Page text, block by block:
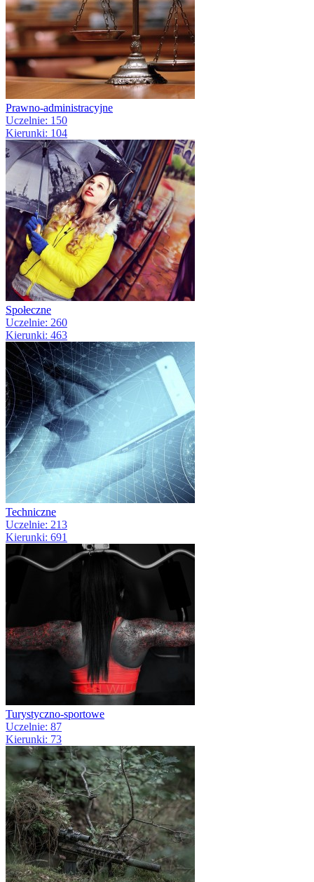
Prawno-administracyjne
Uczelnie: 150
Kierunki: 104
Społeczne
Uczelnie: 260
Kierunki: 463
Techniczne
Uczelnie: 213
Kierunki: 691
Turystyczno-sportowe
Uczelnie: 87
Kierunki: 73